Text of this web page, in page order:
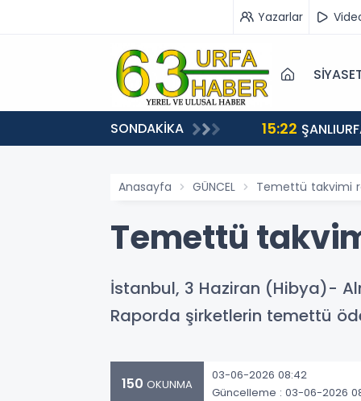
Yazarlar
SONDAKİKA
BAŞLADI 15:22
Anasayfa GÜNCEL Temettü takvimi
Temettü
İstanbul, 3 Haziran (Hibya)-
Raporda şirketlerin temettü
150 OKUNMA
03-06-2026 08:42
Güncelleme : 03-06-2026